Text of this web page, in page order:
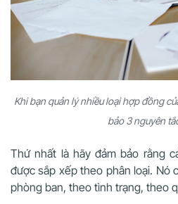
Khi bạn quản lý nhiều loại hợp đồng
bảo 3 nguyên
Thứ nhất là hãy đảm bảo rằng
được sắp xếp theo phân loại. Nó
phòng ban, theo tình trạng, theo